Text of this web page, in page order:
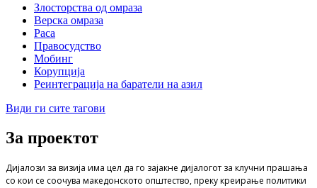
Злосторства од омраза
Верска омраза
Раса
Правосудство
Мобинг
Корупција
Реинтеграција на баратели на азил
Види ги сите тагови
За проектот
Дијалози за визија има цел да го зајакне дијалогот за клучни прашања
со кои се соочува македонското општество, преку креирање политики